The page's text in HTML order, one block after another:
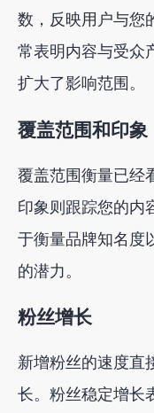
数，反映用户与您
常表明内容与受众
扩大了影响范围。
覆盖范围和印象
覆盖范围衡量已经
印象则跟踪您的内
于衡量品牌知名度
的潜力。
粉丝增长
新增粉丝的速度直
长。粉丝稳定增长